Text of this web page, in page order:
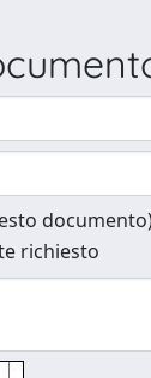
richiesto